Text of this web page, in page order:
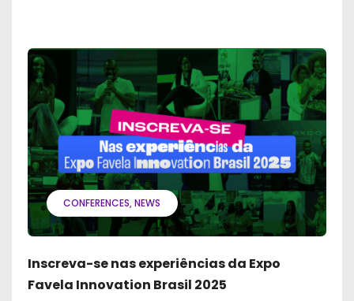
CONFERENCES NEWS
Inscreva-se nas experiências da Expo
Favela Innovation Brasil 2025